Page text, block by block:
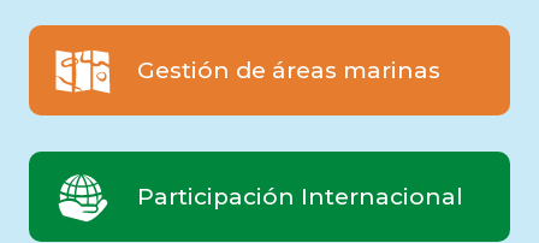
Gestión de áreas marinas
Participación Internacional